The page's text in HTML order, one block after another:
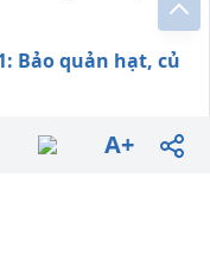
Bảo quản hạt, củ
(Đầy đủ nhất)
A+